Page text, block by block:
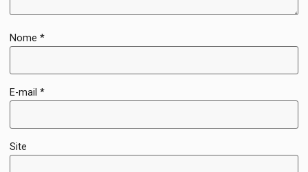
Nome*
E-mail*
Site